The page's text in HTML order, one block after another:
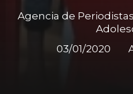
Agencia de
03/01/2020